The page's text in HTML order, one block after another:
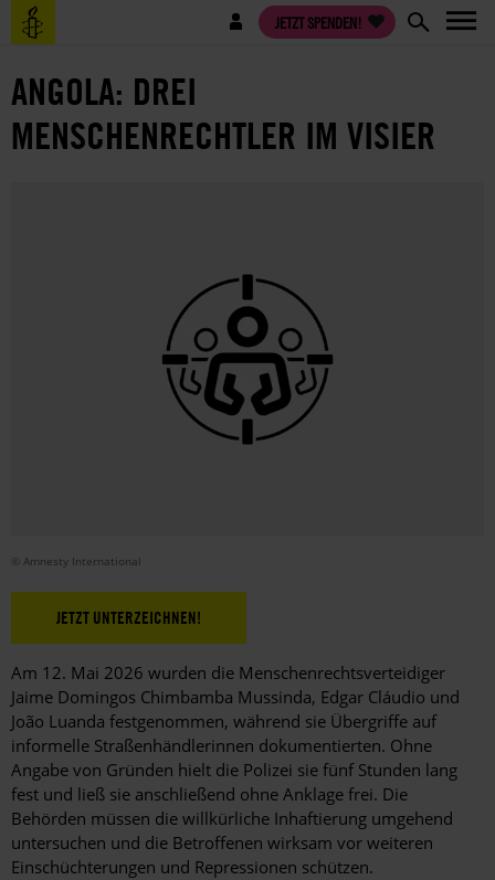
Direkt
zum
Benutzermenü JETZT SPENDEN!
ANGOLA: DREI
MENSCHENRECHTLER IM VISIER
© Amnesty International
JETZT UNTERZEICHNEN!
Am 12. Mai 2026 wurden die Menschenrechtsverteidiger
Jaime Domingos Chimbamba Mussinda, Edgar Cláudio und
João Luanda festgenommen, während sie Übergriffe auf
informelle Straßenhändlerinnen dokumentierten. Ohne
Angabe von Gründen hielt die Polizei sie fünf Stunden lang
fest und ließ sie anschließend ohne Anklage frei. Die
Behörden müssen die willkürliche Inhaftierung umgehend
untersuchen und die Betroffenen wirksam vor weiteren
Einschüchterungen und Repressionen schützen.